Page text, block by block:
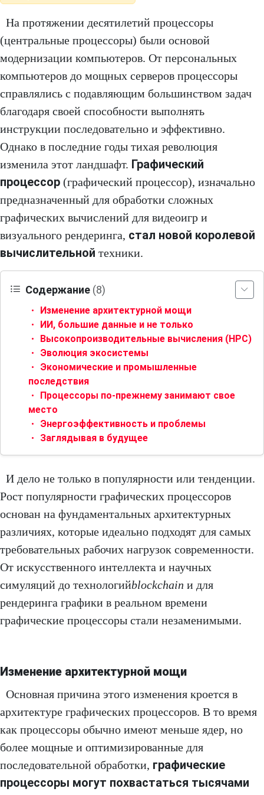
На протяжении десятилетий процессоры
(центральные процессоры) были основой
модернизации компьютеров. От персональных
компьютеров до мощных серверов процессоры
справлялись с подавляющим большинством задач
благодаря своей способности выполнять
инструкции последовательно и эффективно.
Однако в последние годы тихая революция
изменила этот ландшафт. Графический
процессор (графический процессор), изначально
предназначенный для обработки сложных
графических вычислений для видеоигр и
визуального рендеринга, стал новой королевой
вычислительной техники.
Содержание (8)
Изменение архитектурной мощи
ИИ, большие данные и не только
Высокопроизводительные вычисления (HPC)
Эволюция экосистемы
Экономические и промышленные
последствия
Процессоры по-прежнему занимают свое
место
Энергоэффективность и проблемы
Заглядывая в будущее
И дело не только в популярности или тенденции.
Рост популярности графических процессоров
основан на фундаментальных архитектурных
различиях, которые идеально подходят для самых
требовательных рабочих нагрузок современности.
От искусственного интеллекта и научных
симуляций до технологийblockchain и для
рендеринга графики в реальном времени
графические процессоры стали незаменимыми.
Изменение архитектурной мощи
Основная причина этого изменения кроется в
архитектуре графических процессоров. В то время
как процессоры обычно имеют меньше ядер, но
более мощные и оптимизированные для
последовательной обработки, графические
процессоры могут похвастаться тысячами